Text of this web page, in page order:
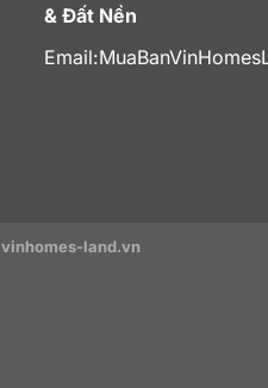
& Đất Nền
Email:
vinhomes-land.vn